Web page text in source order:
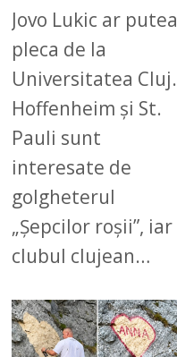
Jovo Lukic ar putea
pleca de la
Universitatea Cluj.
Hoffenheim și St.
Pauli sunt
interesate de
golgheterul
„Șepcilor roșii”, iar
clubul clujean…